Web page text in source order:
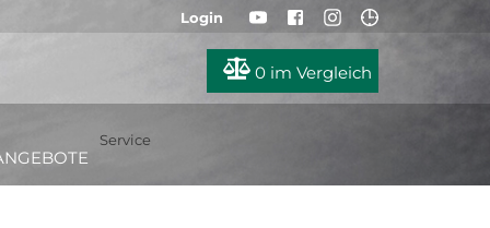
Login
0 im Vergleich
Service